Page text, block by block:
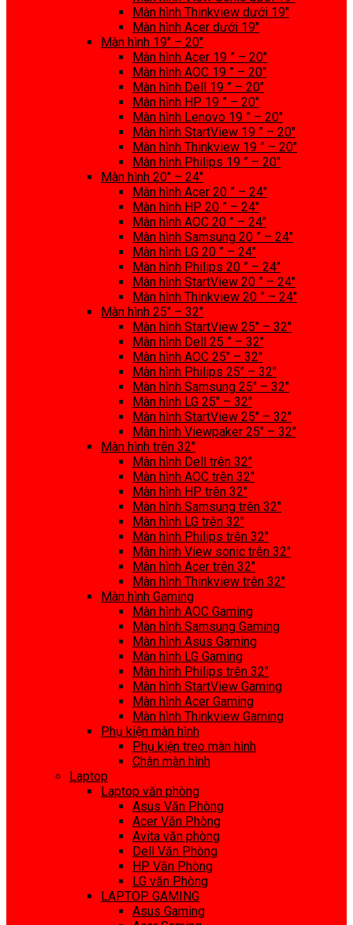
Màn hình Thinkview dưới 19″
Màn hình Acer dưới 19″
Màn hình 19″ – 20″
Màn hình Acer 19 ” – 20″
Màn hình AOC 19 ” – 20″
Màn hình Dell 19 ” – 20″
Màn hình HP 19 ” – 20″
Màn hình Lenovo 19 ” – 20″
Màn hình StartView 19 ” – 20″
Màn hình Thinkview 19 ” – 20″
Màn hình Philips 19 ” – 20″
Màn hình 20″ – 24″
Màn hình Acer 20 ” – 24″
Màn hình HP 20 ” – 24″
Màn hình AOC 20 ” – 24″
Màn hình Samsung 20 ” – 24″
Màn hình LG 20 ” – 24″
Màn hình Philips 20 ” – 24″
Màn hình StartView 20 ” – 24″
Màn hình Thinkview 20 ” – 24″
Màn hình 25″ – 32″
Màn hình StartView 25″ – 32″
Màn hình Dell 25 ” – 32″
Màn hình AOC 25″ – 32″
Màn hình Philips 25″ – 32″
Màn hình Samsung 25″ – 32″
Màn hình LG 25″ – 32″
Màn hình StartView 25″ – 32″
Màn hình Viewpaker 25″ – 32″
Màn hình trên 32″
Màn hình Dell trên 32″
Màn hình AOC trên 32″
Màn hình HP trên 32″
Màn hình Samsung trên 32″
Màn hình LG trên 32″
Màn hình Philips trên 32″
Màn hình View sonic trên 32″
Màn hình Acer trên 32″
Màn hình Thinkview trên 32″
Màn hình Gaming
Màn hình AOC Gaming
Màn hình Samsung Gaming
Màn hình Asus Gaming
Màn hình LG Gaming
Màn hình Philips trên 32″
Màn hình StartView Gaming
Màn hình Acer Gaming
Màn hình Thinkview Gaming
Phụ kiện màn hình
Phụ kiện treo màn hình
Chân màn hình
Laptop
Laptop văn phòng
Asus Văn Phòng
Acer Văn Phòng
Avita văn phòng
Dell Văn Phòng
HP Văn Phòng
LG văn Phòng
LAPTOP GAMING
Asus Gaming